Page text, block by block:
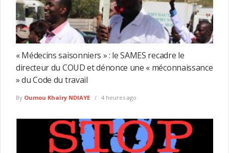
« Médecins saisonniers » : le SAMES recadre le
directeur du COUD et dénonce une « méconnaissance
» du Code du travail
By Oumou Khaïry NDIAYE 4 heures ago